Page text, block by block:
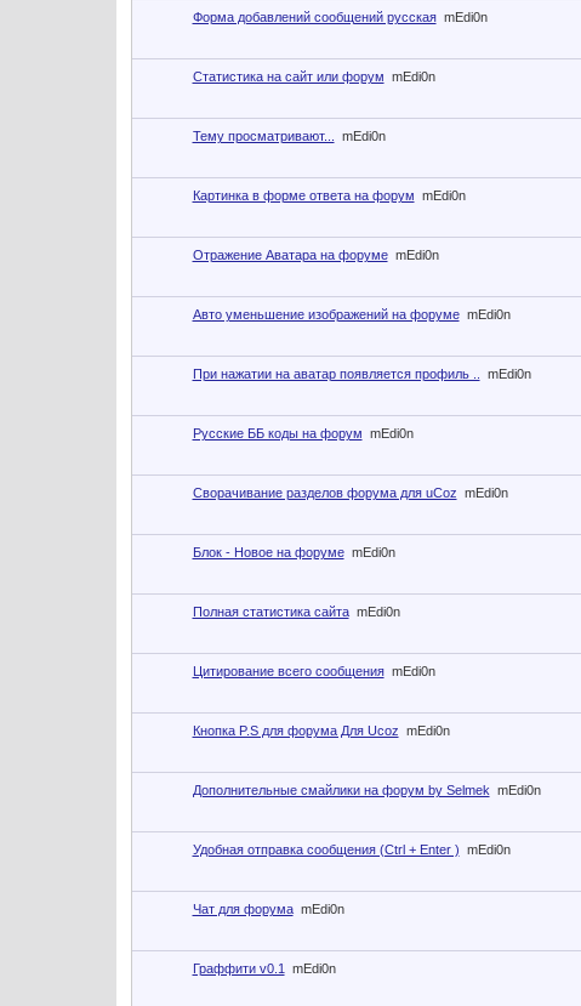
Форма добавлений сообщений русская mEdi0n
Cтатистика на сайт или форум mEdi0n
Тему просматривают...
mEdi0n
Картинка в форме ответа на форум mEdi0n
Отражение Аватара на форуме mEdi0n
Авто уменьшение изображений на форуме mEdi0n
При нажатии на аватар появляется профиль ..
mEdi0n
Русские ББ коды на форум mEdi0n
Сворачивание разделов форума для uCoz mEdi0n
Блок - Новое на форуме mEdi0n
Полная статистика сайта mEdi0n
Цитирование всего сообщения mEdi0n
Кнопка P.S для форума Для Ucoz mEdi0n
Дополнительные смайлики на форум by Selmek mEdi0n
Удобная отправка сообщения (Ctrl + Enter ) mEdi0n
Чат для форума mEdi0n
Граффити v0.1
mEdi0n